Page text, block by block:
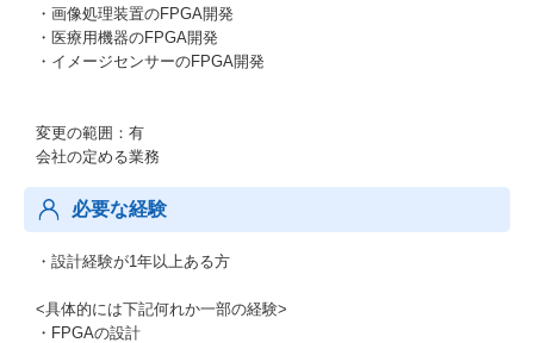
・画像処理装置のFPGA開発
・医療用機器のFPGA開発
・イメージセンサーのFPGA開発
変更の範囲：有
会社の定める業務
必要な経験
・設計経験が1年以上ある方
<具体的には下記何れか一部の経験>
・FPGAの設計